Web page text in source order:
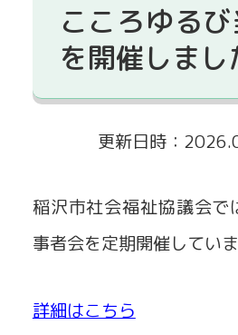
サービス
寄付募金
貸出事業
こころゆる
を開催しまし
更新日時：
稲沢市社会福祉協議会で
事者会を定期開催していま
詳細はこちら